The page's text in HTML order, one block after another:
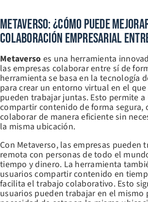
Metaverso: ¿Cómo Puede
Colaboración Empresarial
Metaverso es una herramienta
las empresas colaborar entre sí de
herramienta se basa en la tecnología
para crear un entorno virtual en el
pueden trabajar juntas. Esto permite a
compartir contenido de forma segura,
colaborar de manera eficiente sin
la misma ubicación.
Con Metaverso, las empresas pueden
remota con personas de todo el
tiempo y dinero. La herramienta
usuarios compartir contenido en
facilita el trabajo colaborativo. Esto
usuarios pueden trabajar en el mismo